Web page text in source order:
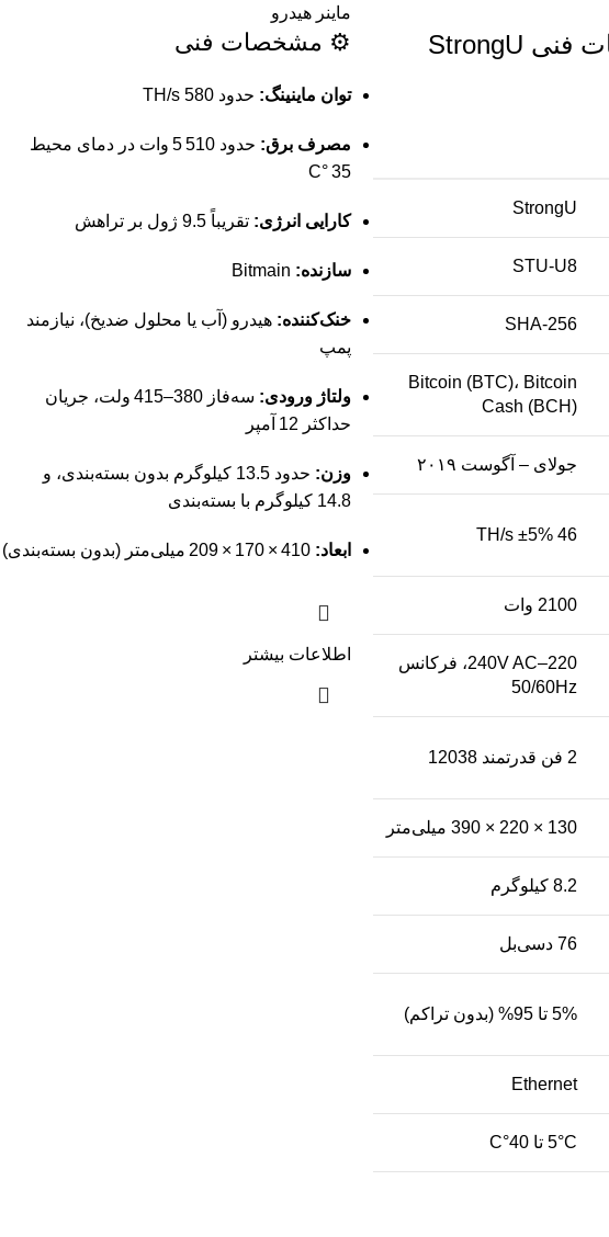
🔍 مشخصات فنی StrongU
StrongU
STU-U8
SHA-256
Bitcoin (BTC)، Bitcoin
Cash (BCH)
جولای – آگوست ۲۰۱۹
46 TH/s ±5%
2100 وات
220–240V AC، فرکانس
50/60Hz
2 فن قدرتمند 12038
130 × 220 × 390 میلی‌متر
8.2 کیلوگرم
76 دسی‌بل
5% تا 95% (بدون تراکم)
Ethernet
5°C تا 40°C
ماینر هیدرو
⚙️ مشخصات فنی
توان ماینینگ: حدود 580 TH/s
مصرف برق:
حدود 5 510 وات در دمای محیط
35 °C
کارایی انرژی: تقریباً 9.5 ژول بر تراهش
سازنده:
خنک‌کننده: هیدرو (آب یا محلول ضدیخ)، نیازمند
پمپ
ولتاژ ورودی:
سه‌فاز 380–415 ولت، جریان
حداکثر 12 آمپر
وزن:
حدود 13.5 کیلوگرم بدون بسته‌بندی، و
14.8 کیلوگرم با بسته‌بندی
ابعاد:
اطلاعات بیشتر